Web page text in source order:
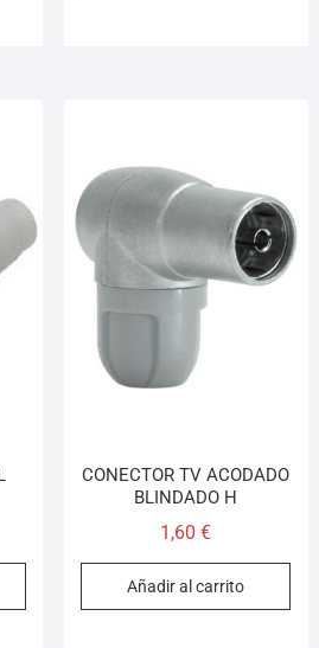
CONECTOR TV ACODADO
BLINDADO H
1,60€
Añadir al carrito